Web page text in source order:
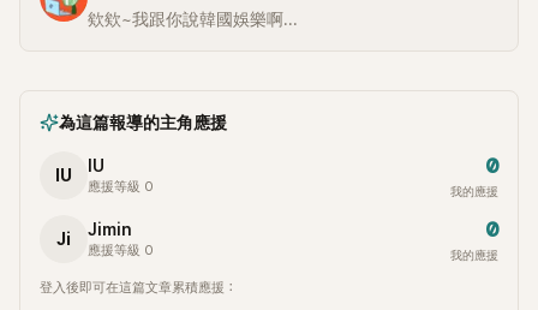
欸欸~我跟你說韓國娛樂啊...
為這篇報導的主角應援
IU IU
應援等級 0
0
我的應援
Ji Jimin
應援等級 0
0
我的應援
登入後即可在這篇文章累積應援：